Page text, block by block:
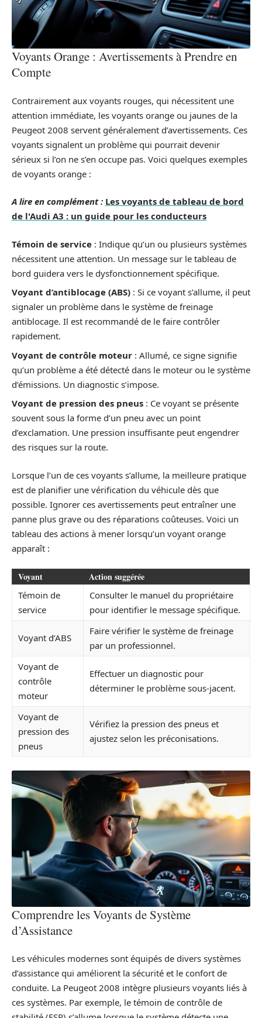
Voyants Orange : Avertissements à Prendre en
Compte
Contrairement aux voyants rouges, qui nécessitent une
attention immédiate, les voyants orange ou jaunes de la
Peugeot 2008 servent généralement d’avertissements. Ces
voyants signalent un problème qui pourrait devenir
sérieux si l’on ne s’en occupe pas. Voici quelques exemples
de voyants orange :
A lire en complément : Les voyants de tableau de bord
de l'Audi A3 : un guide pour les conducteurs
Témoin de service : Indique qu’un ou plusieurs systèmes
nécessitent une attention. Un message sur le tableau de
bord guidera vers le dysfonctionnement spécifique.
Voyant d’antiblocage (ABS) : Si ce voyant s’allume, il peut
signaler un problème dans le système de freinage
antiblocage. Il est recommandé de le faire contrôler
rapidement.
Voyant de contrôle moteur : Allumé, ce signe signifie
qu’un problème a été détecté dans le moteur ou le système
d’émissions. Un diagnostic s’impose.
Voyant de pression des pneus : Ce voyant se présente
souvent sous la forme d’un pneu avec un point
d’exclamation. Une pression insuffisante peut engendrer
des risques sur la route.
Lorsque l’un de ces voyants s’allume, la meilleure pratique
est de planifier une vérification du véhicule dès que
possible. Ignorer ces avertissements peut entraîner une
panne plus grave ou des réparations coûteuses. Voici un
tableau des actions à mener lorsqu’un voyant orange
apparaît :
Voyant Action suggérée
Témoin de
service
Consulter le manuel du propriétaire
pour identifier le message spécifique.
Voyant d’ABS
Faire vérifier le système de freinage
par un professionnel.
Voyant de
contrôle
moteur
Effectuer un diagnostic pour
déterminer le problème sous-jacent.
Voyant de
pression des
pneus
Vérifiez la pression des pneus et
ajustez selon les préconisations.
Comprendre les Voyants de Système
d’Assistance
Les véhicules modernes sont équipés de divers systèmes
d’assistance qui améliorent la sécurité et le confort de
conduite. La Peugeot 2008 intègre plusieurs voyants liés à
ces systèmes. Par exemple, le témoin de contrôle de